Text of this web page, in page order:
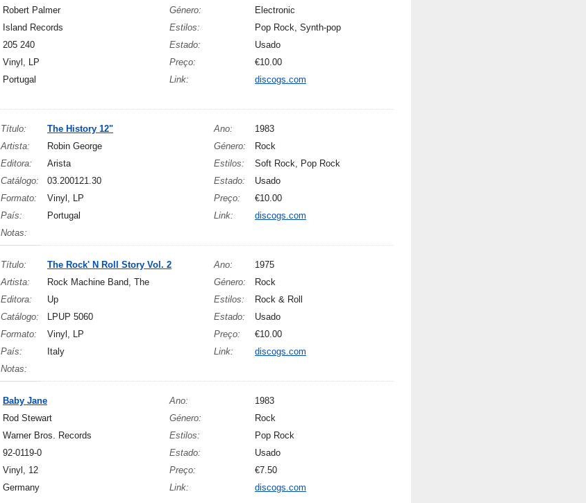
Robert Palmer Género:
Electronic
Island Records Estilos:
Pop Rock, Synth-pop
205 240 Estado:
Usado
Vinyl, LP Preço:
€10.00
Portugal Link:
discogs.com
Título: The History 12" Ano:
1983
Artista:
Robin George Género:
Rock
Editora:
Arista Estilos:
Soft Rock, Pop Rock
Catálogo:
03.200121.30 Estado:
Usado
Formato:
Vinyl, LP Preço:
€10.00
País:
Portugal Link:
discogs.com
Notas:
Título: The Rock' N Roll Story Vol. 2 Ano:
1975
Artista:
Rock Machine Band, The Género:
Rock
Editora:
Up Estilos:
Rock & Roll
Catálogo:
LPUP 5060 Estado:
Usado
Formato:
Vinyl, LP Preço:
€10.00
País:
Italy Link:
discogs.com
Notas:
Baby Jane Ano:
1983
Rod Stewart Género:
Rock
Warner Bros. Records Estilos:
Pop Rock
92-0119-0 Estado:
Usado
Vinyl, 12 Preço:
€7.50
Germany Link:
discogs.com